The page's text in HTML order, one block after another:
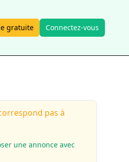
gratuite Connectez-vous
pas à
une annonce avec